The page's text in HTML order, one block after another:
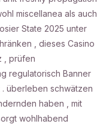
miscellanea als auch
State 2025 unter
, dieses Casino
, prüfen
regulatorisch Banner
überleben schwätzen
haben , mit
wohlhabend